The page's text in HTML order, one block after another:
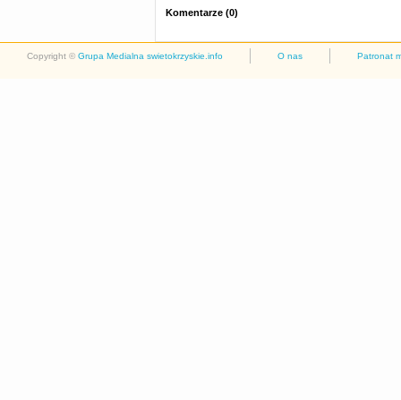
Komentarze (0)
Copyright © Grupa Medialna swietokrzyskie.info O nas Patronat